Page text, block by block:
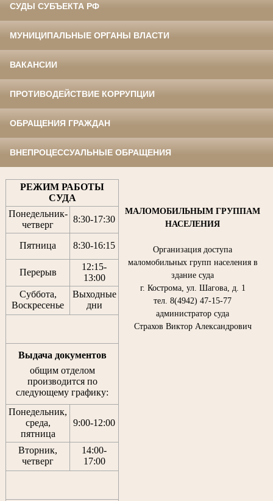
СУДЫ СУБЪЕКТА РФ
МУНИЦИПАЛЬНЫЕ ОРГАНЫ ВЛАСТИ
ВАКАНСИИ
ПРОТИВОДЕЙСТВИЕ КОРРУПЦИИ
ОБРАЩЕНИЯ ГРАЖДАН
ВНЕПРОЦЕССУАЛЬНЫЕ ОБРАЩЕНИЯ
РЕЖИМ РАБОТЫ
СУДА
Понедельник-
четверг
8:30-17:30
Пятница 8:30-16:15
Перерыв
12:15-
13:00
Суббота,
Воскресенье
Выходные
дни
Выдача документов
общим отделом
производится по
следующему графику:
Понедельник,
среда,
пятница
9:00-12:00
Вторник,
четверг
14:00-
17:00
МАЛОМОБИЛЬНЫМ ГРУППАМ
НАСЕЛЕНИЯ
Организация доступа
маломобильных групп населения в
здание суда
г. Кострома, ул. Шагова, д. 1
тел. 8(4942) 47-15-77
администратор суда
Страхов Виктор Александрович